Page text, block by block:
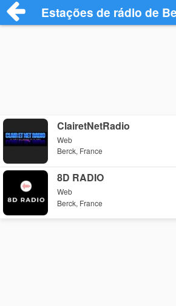
Estações de rádio de
ClairetNetRadio
Web
Berck, France
8D RADIO
Web
Berck, France